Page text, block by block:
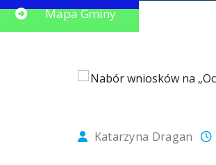
Katarzyna Dragan
Mapa Gminy